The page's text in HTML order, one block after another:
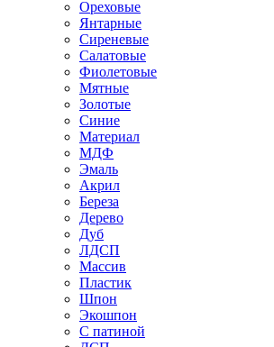
Ореховые
Янтарные
Сиреневые
Салатовые
Фиолетовые
Мятные
Золотые
Синие
Материал
МДФ
Эмаль
Акрил
Береза
Дерево
Дуб
ЛДСП
Массив
Пластик
Шпон
Экошпон
С патиной